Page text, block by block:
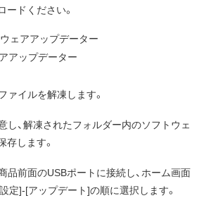
ドください。
ェアアップデーター
アップデーター
ァイルを解凍します。
し、解凍されたフォルダー内のソフトウェ
します。
品前面のUSBポートに接続し、ホーム画面
定]-[アップデート]の順に選択します。